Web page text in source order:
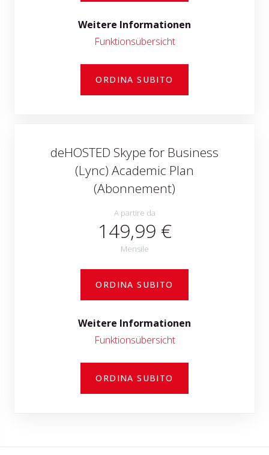
Weitere Informationen
Funktionsübersicht
ORDINA SUBITO
deHOSTED Skype for Business
(Lync) Academic Plan
(Abonnement)
A partire da
149,99 €
Mensile
ORDINA SUBITO
Weitere Informationen
Funktionsübersicht
ORDINA SUBITO